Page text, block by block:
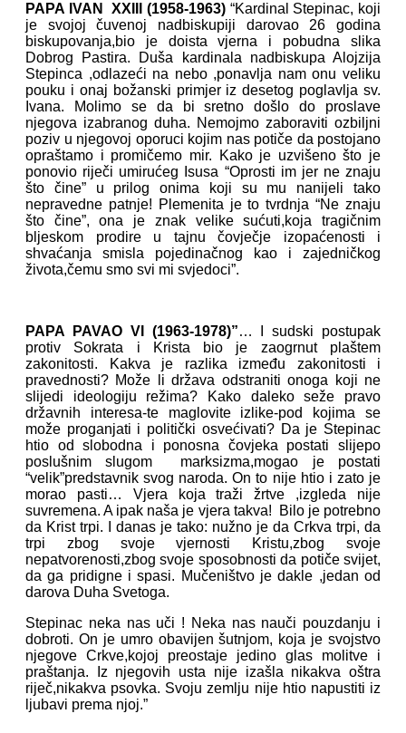
PAPA IVAN XXIII (1958-1963)“Kardinal Stepinac, koji
je svojoj čuvenoj nadbiskupiji darovao 26 godina
biskupovanja,bio je doista vjerna i pobudna slika
Dobrog Pastira. Duša kardinala nadbiskupa Alojzija
Stepinca ,odlazeći na nebo ,ponavlja nam onu veliku
pouku i onaj božanski primjer iz desetog poglavlja sv.
Ivana. Molimo se da bi sretno došlo do proslave
njegova izabranog duha. Nemojmo zaboraviti ozbiljni
poziv u njegovoj oporuci kojim nas potiče da postojano
opraštamo i promičemo mir. Kako je uzvišeno što je
ponovio riječi umirućeg Isusa “Oprosti im jer ne znaju
što čine” u prilog onima koji su mu nanijeli tako
nepravedne patnje! Plemenita je to tvrdnja “Ne znaju
što čine”, ona je znak velike sućuti,koja tragičnim
bljeskom prodire u tajnu čovječje izopaćenosti i
shvaćanja smisla pojedinačnog kao i zajedničkog
života,čemu smo svi mi svjedoci”.
PAPA PAVAO VI (1963-1978)”… I sudski postupak
protiv Sokrata i Krista bio je zaogrnut plaštem
zakonitosti. Kakva je razlika između zakonitosti i
pravednosti? Može li država odstraniti onoga koji ne
slijedi ideologiju režima? Kako daleko seže pravo
državnih interesa-te maglovite izlike-pod kojima se
može proganjati i politički osvećivati? Da je Stepinac
htio od slobodna i ponosna čovjeka postati slijepo
poslušnim slugom marksizma,mogao je postati
“velik”predstavnik svog naroda. On to nije htio i zato je
morao pasti… Vjera koja traži žrtve ,izgleda nije
suvremena. A ipak naša je vjera takva! Bilo je potrebno
da Krist trpi. I danas je tako: nužno je da Crkva trpi, da
trpi zbog svoje vjernosti Kristu,zbog svoje
nepatvorenosti,zbog svoje sposobnosti da potiče svijet,
da ga pridigne i spasi. Mučeništvo je dakle ,jedan od
darova Duha Svetoga.
Stepinac neka nas uči ! Neka nas nauči pouzdanju i
dobroti. On je umro obavijen šutnjom, koja je svojstvo
njegove Crkve,kojoj preostaje jedino glas molitve i
praštanja. Iz njegovih usta nije izašla nikakva oštra
riječ,nikakva psovka. Svoju zemlju nije htio napustiti iz
ljubavi prema njoj.”